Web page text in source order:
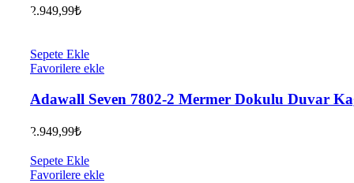
2.949,99₺
Sepete Ekle
Favorilere ekle
Adawall Seven 7802-2 Mermer Dokulu Duvar
2.949,99₺
Sepete Ekle
Favorilere ekle